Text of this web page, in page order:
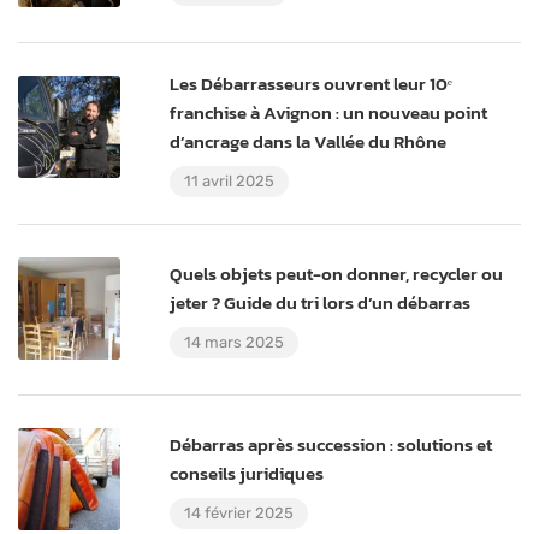
Les Débarrasseurs ouvrent leur 10ᵉ
franchise à Avignon : un nouveau point
d’ancrage dans la Vallée du Rhône
11 avril 2025
Quels objets peut-on donner, recycler ou
jeter ? Guide du tri lors d’un débarras
14 mars 2025
Débarras après succession : solutions et
conseils juridiques
14 février 2025